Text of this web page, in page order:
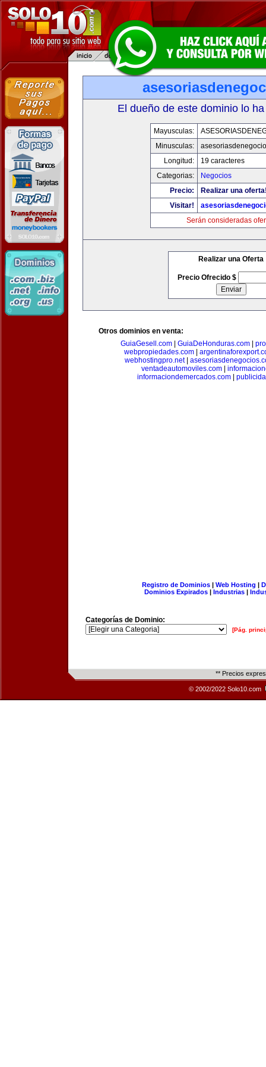
El dueño de este dominio lo
Mayusculas:
Minusculas:
Longitud:
19 caracteres
Categorias:
Negocios
Precio:
Realizar una
Visitar!
Serán consideradas
Realizar una Oferta
Precio Ofrecido $
Otros dominios en venta:
GuiaGesell.com| GuiaDeHonduras.com|
webpropiedades.com
webhostingpro.net|
ventadeautomoviles.com|
informaciondemercados.com|
Registro de Dominios| Web Hosting |
Dominios Expirados | Industrias |
Categorías de Dominio:
[Pág.
** Precios
© 2002/2022 Solo10.com